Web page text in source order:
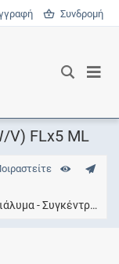
Συνδρομή
V) FLx5 ML
Συγκέντρωση